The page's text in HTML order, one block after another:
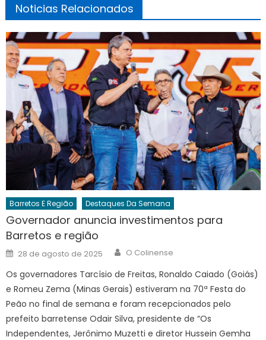
Noticias Relacionados
Barretos E Região Destaques Da Semana
Governador anuncia investimentos para
Barretos e região
Posted
on
28 de agosto de 2025 Author
O Colinense
Os governadores Tarcísio de Freitas, Ronaldo Caiado (Goiás)
e Romeu Zema (Minas Gerais) estiveram na 70ª Festa do
Peão no final de semana e foram recepcionados pelo
prefeito barretense Odair Silva, presidente de “Os
Independentes, Jerônimo Muzetti e diretor Hussein Gemha